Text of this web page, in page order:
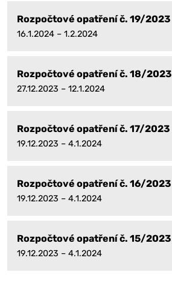
Rozpočtové opatření č. 19/2023
16.1.2024 – 1.2.2024
Rozpočtové opatření č. 18/2023
27.12.2023 – 12.1.2024
Rozpočtové opatření č. 17/2023
19.12.2023 – 4.1.2024
Rozpočtové opatření č. 16/2023
19.12.2023 – 4.1.2024
Rozpočtové opatření č. 15/2023
19.12.2023 – 4.1.2024